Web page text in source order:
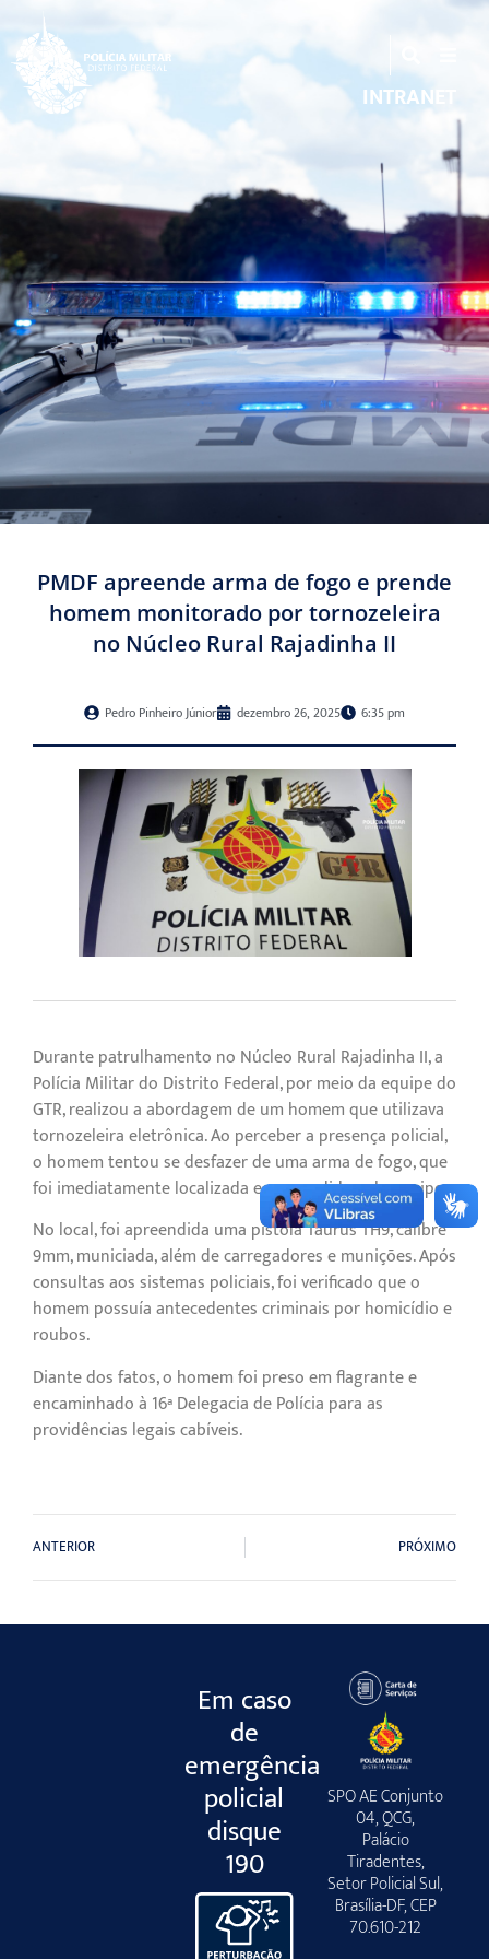
INTRANET
PMDF apreende arma de fogo e prende
homem monitorado por tornozeleira
no Núcleo Rural Rajadinha II
Pedro Pinheiro Júnior dezembro 26, 2025 6:35 pm
Durante patrulhamento no Núcleo Rural Rajadinha II, a
Polícia Militar do Distrito Federal, por meio da equipe do
GTR, realizou a abordagem de um homem que utilizava
tornozeleira eletrônica. Ao perceber a presença policial,
o homem tentou se desfazer de uma arma de fogo, que
foi imediatamente localizada e apreendida pela equipe.
No local, foi apreendida uma pistola Taurus TH9, calibre
9mm, municiada, além de carregadores e munições. Após
consultas aos sistemas policiais, foi verificado que o
homem possuía antecedentes criminais por homicídio e
roubos.
Diante dos fatos, o homem foi preso em flagrante e
encaminhado à 16ª Delegacia de Polícia para as
providências legais cabíveis.
ANTERIOR PRÓXIMO
Em caso
de
emergência
policial
disque
190
SPO AE Conjunto
04, QCG,
Palácio
Tiradentes,
Setor Policial Sul,
Brasília-DF, CEP
70.610-212